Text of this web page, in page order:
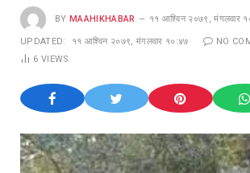
BY MAAHIKHABAR ११ आश्विन २०७९, मंगलवार
UPDATED: ११ आश्विन २०७९, मंगलवार १०:४७
NO
6VIEWS